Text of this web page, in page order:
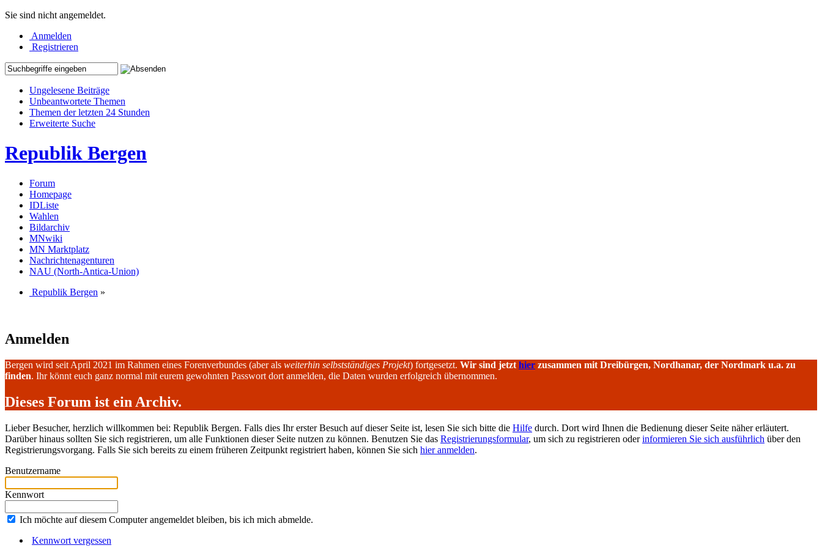
Sie sind nicht angemeldet.
Anmelden
Registrieren
Ungelesene Beiträge
Unbeantwortete Themen
Themen der letzten 24 Stunden
Erweiterte Suche
Republik Bergen
Forum
Homepage
IDListe
Wahlen
Bildarchiv
MNwiki
MN Marktplatz
Nachrichtenagenturen
NAU (North-Antica-Union)
Republik Bergen »
Anmelden
Bergen wird seit April 2021 im Rahmen eines Forenverbundes (aber als weiterhin selbstständiges Projekt) fortgesetzt. Wir sind jetzt hier zusammen mit Dreibürgen, Nordhanar, der Nordmark u.a. zu
finden. Ihr könnt euch ganz normal mit eurem gewohnten Passwort dort anmelden, die Daten wurden erfolgreich übernommen.
Dieses Forum ist ein Archiv.
Lieber Besucher, herzlich willkommen bei: Republik Bergen. Falls dies Ihr erster Besuch auf dieser Seite ist, lesen Sie sich bitte die Hilfe durch. Dort wird Ihnen die Bedienung dieser Seite näher erläutert.
Darüber hinaus sollten Sie sich registrieren, um alle Funktionen dieser Seite nutzen zu können. Benutzen Sie das Registrierungsformular, um sich zu registrieren oderinformieren Sie sich ausführlich über den
Registrierungsvorgang. Falls Sie sich bereits zu einem früheren Zeitpunkt registriert haben, können Sie sich hier anmelden.
Benutzername
Kennwort
Ich möchte auf diesem Computer angemeldet bleiben, bis ich mich abmelde.
Kennwort vergessen